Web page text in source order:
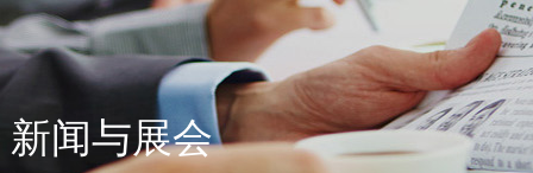
新闻与展会